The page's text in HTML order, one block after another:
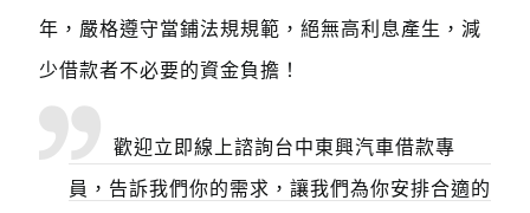
年，嚴格遵守當鋪法規規範，絕無高利息產生，減
少借款者不必要的資金負擔！
歡迎立即線上諮詢台中東興汽車借款專
員，告訴我們你的需求，讓我們為你安排合適的